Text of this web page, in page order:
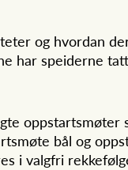
og hvordan
har speiderne
oppstartsmøter
bål og
i valgfri